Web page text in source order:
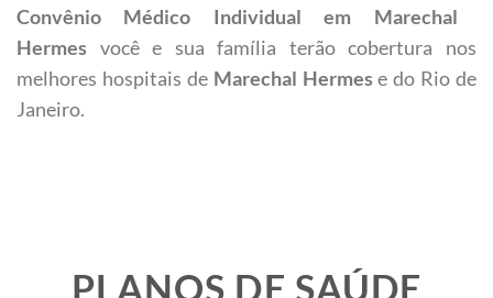
Convênio Médico Individual em Marechal
Hermes você e sua família terão cobertura nos
melhores hospitais de Marechal Hermese do Rio de
Janeiro.
PLANOS DE SAÚDE